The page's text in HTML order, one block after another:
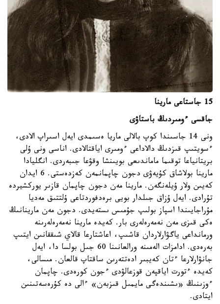
15 جاستاعى مارينا
جاقسى ءومىردىڭ باستاۋى
ونى 14 جاسىندا كوپ بالالى ماريا ەسىمدى ايەل اسىراپ الادى،
ءسويتىپ قىزدىڭ دالاداعى ءومىرى اياقتالادى. اناسى ونى ۇلى
بريتانياعا توقىما ماماندىعى بويىنشا وقۋعا جىبەردى. انگليادا
مارينا بولاشاق كۇيەۋى دجون چاپمانمەن كەزدەستى. 6 ايدان
كەيىن ولار ۇيلەنگەن. مارينا مەن دجون چاپمان قازىر يوركشيردە
تۇرادى. ايەل ۇزاق جىلدار بويى برەدفوردتاعى ۇلتتىق مەديا
مۇراجايىندا اسپاز بولىپ جۇمىس ىستەيدى. دجون مەن مارينانىڭ
ەكى قىزى مەن نەمەرەلەرى بار. كەيدە مارينا نەمەرەلەرىنە
ورمانداعى ياگۋارلاردان قاشىپ، اعاشتارعا قالاي شىققانىن ايتىپ
بەرەدى. ادامزات الەمىنە ورالعانىنا 60 جىل بولسا دا، ايەل
جانۋارلارعا ءتان كەيبىر ادەتتەرىن ساقتاپ قالعان. مىسالى،
كەيدە ءتورت اياقپەن قوزعالۋدى ءجون كورەدى. چاپمان
ءوزىنىڭ «ىشىندەگى مايمىل قىزبەن» ءالى دە كۇرەسەتىنىن
ايتادى.